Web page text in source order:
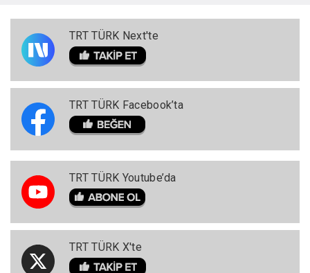
TRT TÜRK Next'te
TRT TÜRK Facebook’ta
TRT TÜRK Youtube’da
TRT TÜRK X'te